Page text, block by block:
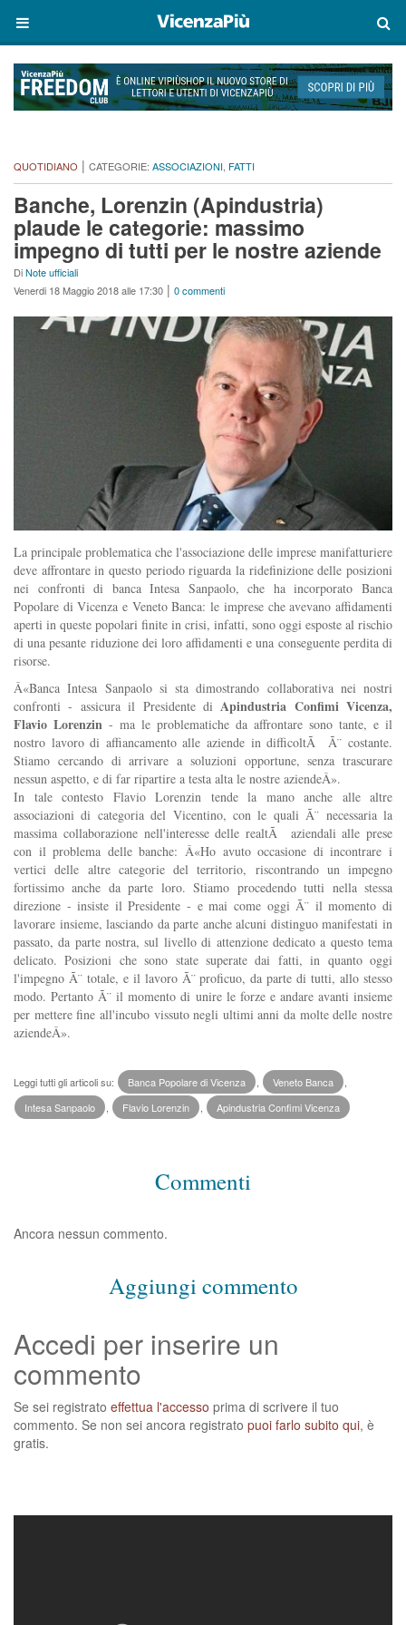
QUOTIDIANO | CATEGORIE: ASSOCIAZIONI, FATTI
Banche, Lorenzin (Apindustria)
plaude le categorie: massimo
impegno di tutti per le nostre aziende
DiNote ufficiali
Venerdi 18 Maggio 2018 alle 17:30 | 0 commenti
La principale problematica che l'associazione delle imprese manifatturiere
deve affrontare in questo periodo riguarda la ridefinizione delle posizioni
nei confronti di banca Intesa Sanpaolo, che ha incorporato Banca
Popolare di Vicenza e Veneto Banca: le imprese che avevano affidamenti
aperti in queste popolari finite in crisi, infatti, sono oggi esposte al rischio
di una pesante riduzione dei loro affidamenti e una conseguente perdita di
risorse.
Â«Banca Intesa Sanpaolo si sta dimostrando collaborativa nei nostri
confronti - assicura il Presidente di Apindustria Confimi Vicenza,
Flavio Lorenzin - ma le problematiche da affrontare sono tante, e il
nostro lavoro di affiancamento alle aziende in difficoltÃ Ã¨ costante.
Stiamo cercando di arrivare a soluzioni opportune, senza trascurare
nessun aspetto, e di far ripartire a testa alta le nostre aziendeÂ».
In tale contesto Flavio Lorenzin tende la mano anche alle altre
associazioni di categoria del Vicentino, con le quali Ã¨ necessaria la
massima collaborazione nell'interesse delle realtÃ aziendali alle prese
con il problema delle banche: Â«Ho avuto occasione di incontrare i
vertici delle altre categorie del territorio, riscontrando un impegno
fortissimo anche da parte loro. Stiamo procedendo tutti nella stessa
direzione - insiste il Presidente - e mai come oggi Ã¨ il momento di
lavorare insieme, lasciando da parte anche alcuni distinguo manifestati in
passato, da parte nostra, sul livello di attenzione dedicato a questo tema
delicato. Posizioni che sono state superate dai fatti, in quanto oggi
l'impegno Ã¨ totale, e il lavoro Ã¨ proficuo, da parte di tutti, allo stesso
modo. Pertanto Ã¨ il momento di unire le forze e andare avanti insieme
per mettere fine all'incubo vissuto negli ultimi anni da molte delle nostre
aziendeÂ».
Leggi tutti gli articoli su: Banca Popolare di Vicenza Veneto Banca
Intesa Sanpaolo
Flavio Lorenzin Apindustria Confimi Vicenza
Commenti
Ancora nessun commento.
Aggiungi commento
Accedi per inserire un
commento
Se sei registrato effettua l'accesso prima di scrivere il tuo
commento. Se non sei ancora registrato puoi farlo subito qui, è
gratis.